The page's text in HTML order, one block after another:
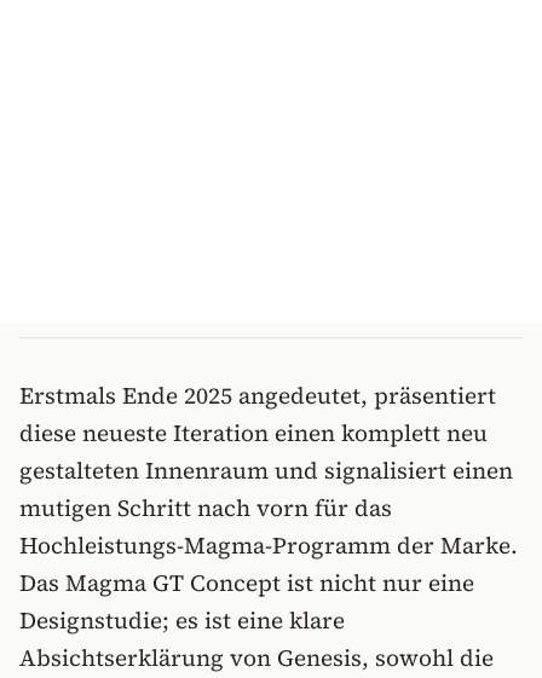
Erstmals Ende 2025 angedeutet, präsentiert
diese neueste Iteration einen komplett neu
gestalteten Innenraum und signalisiert einen
mutigen Schritt nach vorn für das
Hochleistungs-Magma-Programm der Marke.
Das Magma GT Concept ist nicht nur eine
Designstudie; es ist eine klare
Absichtserklärung von Genesis, sowohl die